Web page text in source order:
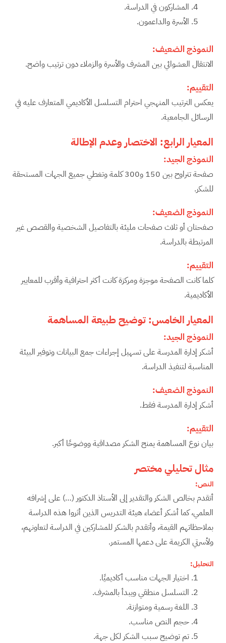
المشاركون في الدراسة.
الأسرة والداعمون.
النموذج الضعيف:
الانتقال العشوائي بين المشرف والأسرة والزملاء دون ترتيب واضح.
التقييم:
يعكس الترتيب المنهجي احترام التسلسل الأكاديمي المتعارف عليه في
الرسائل الجامعية.
المعيار الرابع: الاختصار وعدم الإطالة
النموذج الجيد:
صفحة تتراوح بين 150 و300 كلمة وتغطي جميع الجهات المستحقة
للشكر.
النموذج الضعيف:
صفحتان أو ثلاث صفحات مليئة بالتفاصيل الشخصية والقصص غير
المرتبطة بالدراسة.
التقييم:
كلما كانت الصفحة موجزة ومركزة كانت أكثر احترافية وأقرب للمعايير
الأكاديمية.
المعيار الخامس: توضيح طبيعة المساهمة
النموذج الجيد:
أشكر إدارة المدرسة على تسهيل إجراءات جمع البيانات وتوفير البيئة
المناسبة لتنفيذ الدراسة.
النموذج الضعيف:
أشكر إدارة المدرسة فقط.
التقييم:
بيان نوع المساهمة يمنح الشكر مصداقية ووضوحًا أكبر.
مثال تحليلي مختصر
النص:
أتقدم بخالص الشكر والتقدير إلى الأستاذ الدكتور (…) على إشرافه
العلمي، كما أشكر أعضاء هيئة التدريس الذين أثروا هذه الدراسة
بملاحظاتهم القيمة، وأتقدم بالشكر للمشاركين في الدراسة لتعاونهم،
ولأسرتي الكريمة على دعمها المستمر.
التحليل:
اختيار الجهات مناسب أكاديميًا.
التسلسل منطقي ويبدأ بالمشرف.
اللغة رسمية ومتوازنة.
حجم النص مناسب.
تم توضيح سبب الشكر لكل جهة.